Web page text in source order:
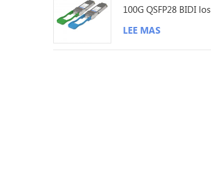
100G QSFP28 BIDI los
40KM LC
LEE MAS